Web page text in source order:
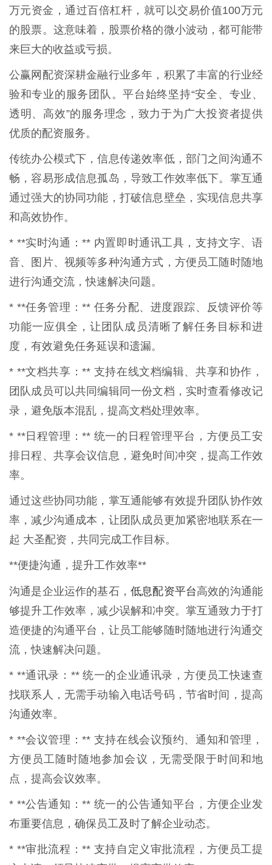
万元资金，通过百倍杠杆，就可以交易价值100万元
的股票。这意味着，股票价格的微小波动，都可能带
来巨大的收益或亏损。
公赢网配资深耕金融行业多年，积累了丰富的行业经
验和专业的服务团队。平台始终坚持“安全、专业、
透明、高效”的服务理念，致力于为广大投资者提供
优质的配资服务。
传统办公模式下，信息传递效率低，部门之间沟通不
畅，容易形成信息孤岛，导致工作效率低下。掌互通
通过强大的协同功能，打破信息壁垒，实现信息共享
和高效协作。
* **实时沟通：** 内置即时通讯工具，支持文字、语
音、图片、视频等多种沟通方式，方便员工随时随地
进行沟通交流，快速解决问题。
* **任务管理：** 任务分配、进度跟踪、反馈评价等
功能一应俱全，让团队成员清晰了解任务目标和进
度，有效避免任务延误和遗漏。
* **文档共享：** 支持在线文档编辑、共享和协作，
团队成员可以共同编辑同一份文档，实时查看修改记
录，避免版本混乱，提高文档处理效率。
* **日程管理：** 统一的日程管理平台，方便员工安
排日程、共享会议信息，避免时间冲突，提高工作效
率。
通过这些协同功能，掌互通能够有效提升团队协作效
率，减少沟通成本，让团队成员更加紧密地联系在一
起 大圣配资，共同完成工作目标。
**便捷沟通，提升工作效率**
沟通是企业运作的基石， 低息配资平台高效的沟通能
够提升工作效率，减少误解和冲突。掌互通致力于打
造便捷的沟通平台，让员工能够随时随地进行沟通交
流，快速解决问题。
* **通讯录：** 统一的企业通讯录，方便员工快速查
找联系人，无需手动输入电话号码，节省时间，提高
沟通效率。
* **会议管理：** 支持在线会议预约、通知和管理，
方便员工随时随地参加会议，无需受限于时间和地
点，提高会议效率。
* **公告通知：** 统一的公告通知平台，方便企业发
布重要信息，确保员工及时了解企业动态。
* **审批流程：** 支持自定义审批流程，方便员工提